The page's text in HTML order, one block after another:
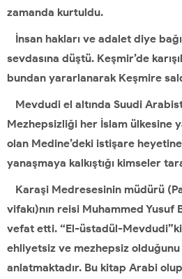
zamanda kurtuldu.
İnsan hakları ve adalet diye
sevdasına düştü. Keşmir’de
bundan yararlanarak Keşmire
Mevdudi el altında Suudi
Mezhepsizliği her İslam ülkesine
olan Medine’deki istişare heyetine
yanaşmaya kalkıştığı kimseler
Karaşi Medresesinin müdürü
vifakı)nın reisi Muhammed Yusuf
vefat etti. “El-üstadül-
ehliyetsiz ve mezhepsiz olduğunu
anlatmaktadır. Bu kitap Arabi